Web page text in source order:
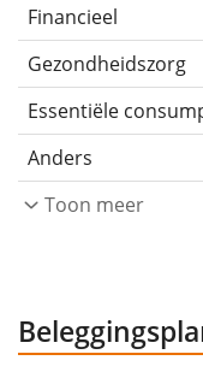
Financieel
Gezondheidszorg
Essentiële
Anders
Toon meer